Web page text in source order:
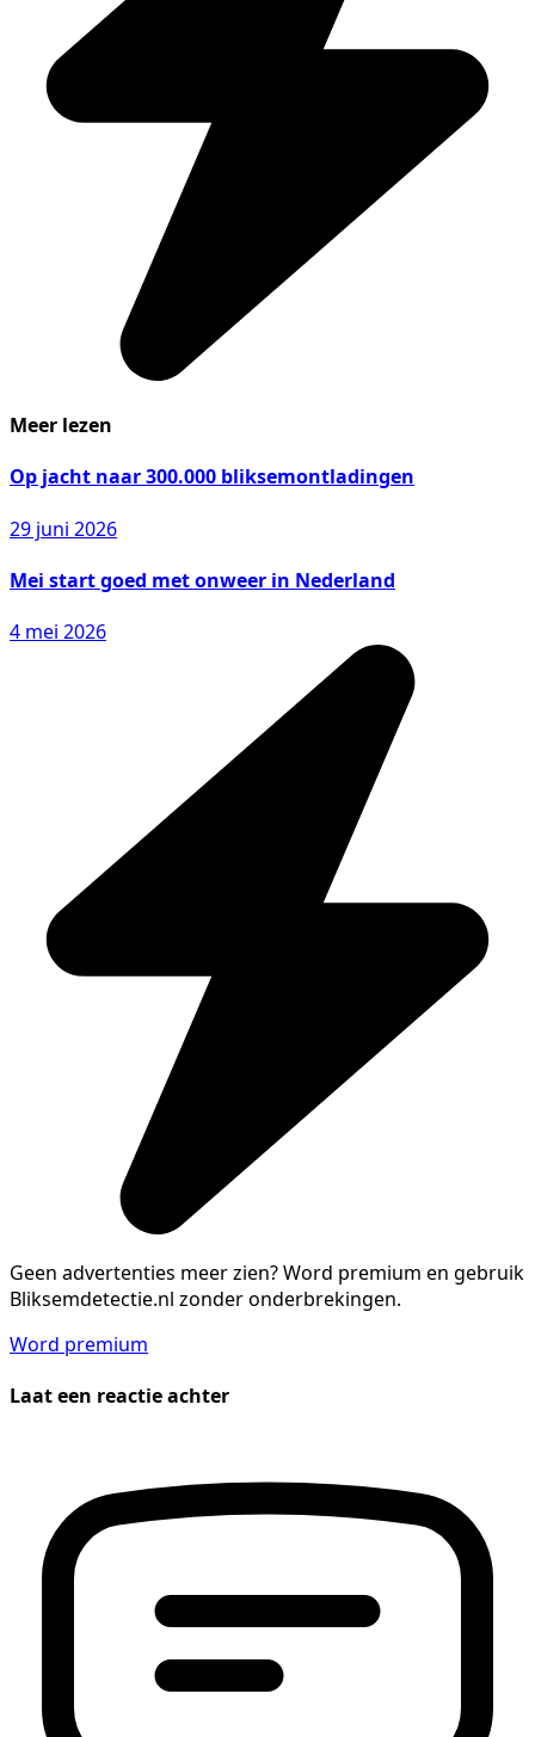
Meer lezen
Op jacht naar 300.000 bliksemontladingen
29 juni 2026
Mei start goed met onweer in Nederland
4 mei 2026
Geen advertenties meer zien?Word premium en gebruik
Bliksemdetectie.nl zonder onderbrekingen.
Word premium
Laat een reactie achter